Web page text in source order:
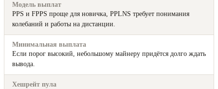
Модель выплат
PPS и FPPS проще для новичка, PPLNS требует понимания
колебаний и работы на дистанции.
Минимальная выплата
Если порог высокий, небольшому майнеру придётся долго ждать
вывода.
Хешрейт пула